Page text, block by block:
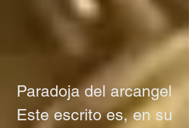
Paradoja del arcangel
Este escrito es, en su